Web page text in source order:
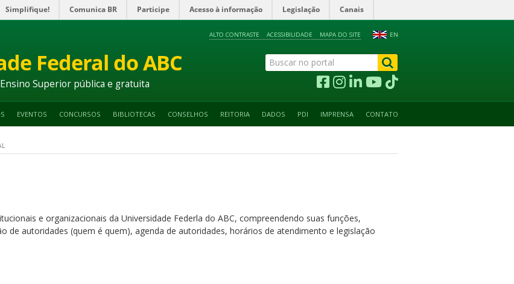
Simplifique! Comunica BR Participe Acesso à informação Legislação Canais
EN
ALTO CONTRASTE ACESSIBILIDADE MAPA DO SITE
Federal do ABC
Superior pública e gratuita
EVENTOS CONCURSOS BIBLIOTECAS CONSELHOS REITORIA DADOS PDI IMPRENSA CONTATO
e organizacionais da Universidade Federla do ABC, compreendendo suas funções,
de autoridades (quem é quem), agenda de autoridades, horários de atendimento e legislação